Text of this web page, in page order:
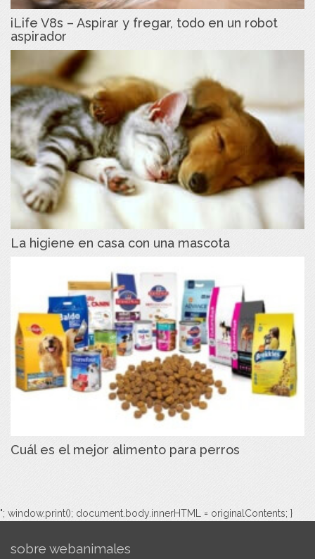
iLife V8s – Aspirar y fregar, todo en un robot
aspirador
La higiene en casa con una mascota
Cuál es el mejor alimento para perros
"; window.print(); document.body.innerHTML = originalContents; }
sobre webanimales